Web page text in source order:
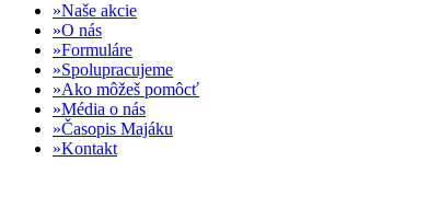
Naše akcie
O nás
Formuláre
Spolupracujeme
Ako môžeš pomôcť
Média o nás
Časopis Majáku
Kontakt